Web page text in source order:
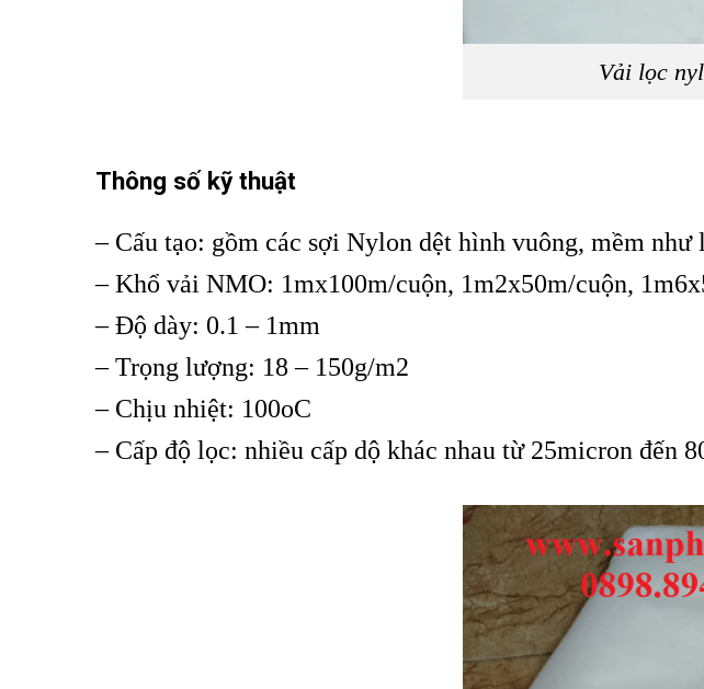
Vải lọc
Thông số kỹ thuật
– Cấu tạo: gồm các sợi Nylon dệt hình vuông, mềm như
– Khổ vải NMO: 1mx100m/cuộn, 1m2x50m/cuộn,
– Độ dày: 0.1 – 1mm
– Trọng lượng: 18 – 150g/m2
– Chịu nhiệt: 100oC
– Cấp độ lọc: nhiều cấp dộ khác nhau từ 25micron đến